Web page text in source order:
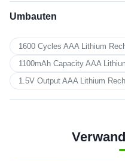
Umbauten
1600 Cycles AAA Lithium
1100mAh Capacity AAA
1.5V Output AAA Lithium